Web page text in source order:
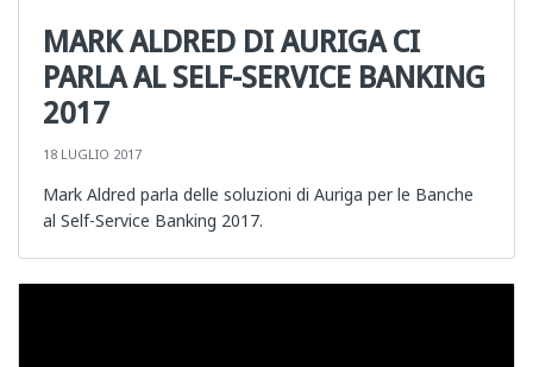
MARK ALDRED DI AURIGA CI
PARLA AL SELF-SERVICE BANKING
2017
18 LUGLIO 2017
Mark Aldred parla delle soluzioni di Auriga per le Banche
al Self-Service Banking 2017.